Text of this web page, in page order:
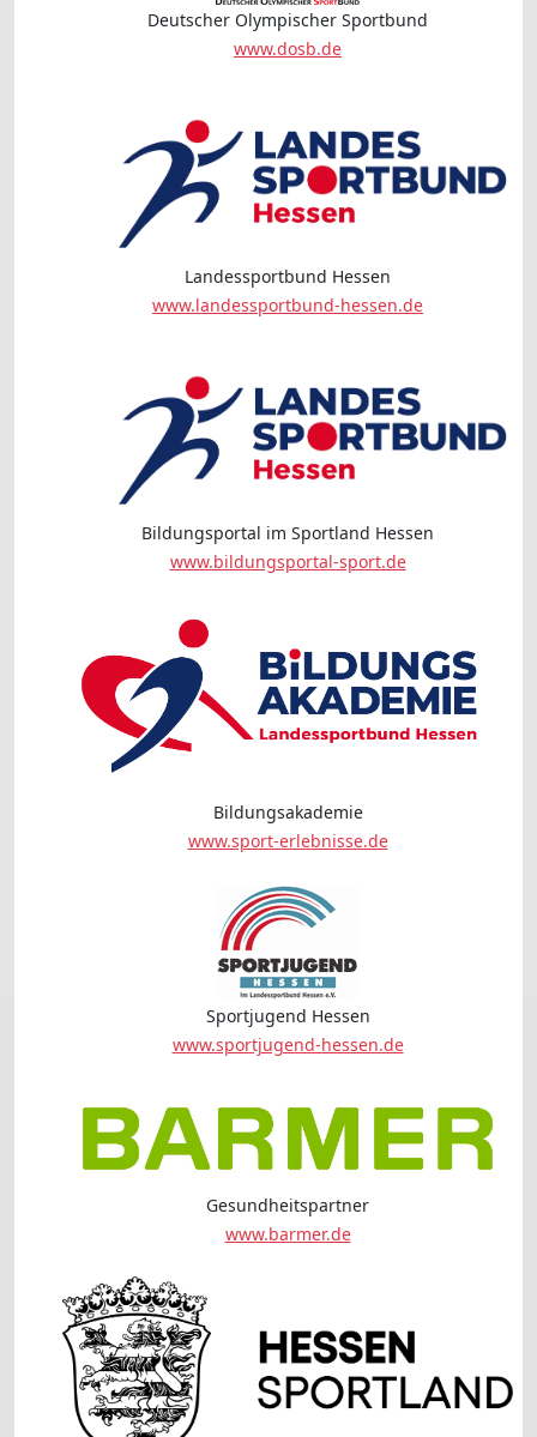
Deutscher Olympischer Sportbund
www.dosb.de
Landessportbund Hessen
www.landessportbund-hessen.de
Bildungsportal im Sportland Hessen
www.bildungsportal-sport.de
Bildungsakademie
www.sport-erlebnisse.de
Sportjugend Hessen
www.sportjugend-hessen.de
Gesundheitspartner
www.barmer.de